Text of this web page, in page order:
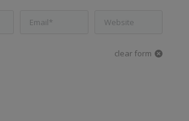
Email * Website
clear form